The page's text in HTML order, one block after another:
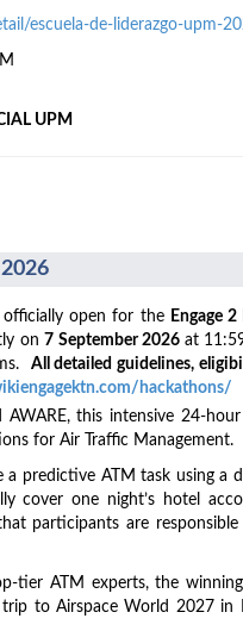
escuela-de-liderazgo-upm-
UPM
officially open for the Engage
on 7 September 2026 at
All detailed guidelines,
hackathons/
AWARE, this intensive 24-
for Air Traffic Management.
predictive ATM task using a
cover one night’s hotel
participants are
ATM experts, the
to Airspace World 2027 in